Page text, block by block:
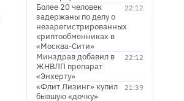
22:12
Более 20 человек
задержаны по делу о
незарегистрированных
криптообменниках в
«Москва-Сити»
22:12
Минздрав добавил в
ЖНВЛП препарат
«Энхерту»
21:39
«Флит Лизинг» купил
бывшую «дочку»